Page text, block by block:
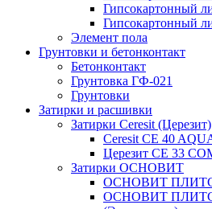
Гипсокартонный
Гипсокартонный
Элемент пола
Грунтовки и бетонконтакт
Бетонконтакт
Грунтовка ГФ-021
Грунтовки
Затирки и расшивки
Затирки Ceresit (Церезит)
Ceresit CE 40
Церезит CE 33
Затирки ОСНОВИТ
ОСНОВИТ
ОСНОВИТ